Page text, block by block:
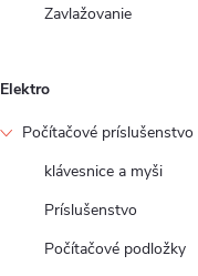
Zavlažovanie
Elektro
Počítačové príslušenstvo
klávesnice a myši
Príslušenstvo
Počítačové podložky